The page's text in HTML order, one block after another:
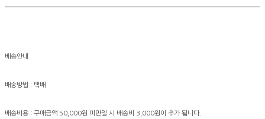
배송안내
배송방법 : 택배
배송비용 : 구매금액 50,000원 미만일 시 배송비 3,000원이 추가 됩니다.